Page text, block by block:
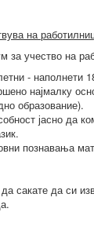
на
за учество на
- наполнети
најмалку
образование).
јасно да
познавања
сакате да си